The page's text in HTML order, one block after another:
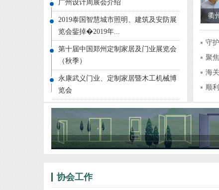
广州设计周展会介绍
2019泰国智慧城市照明、建筑及安防展
览会鈭掉�2019年...
第十届中国郑州定制家居及门业展览会
（秋季）
永康武义门业、定制家居暨木工机械博
览会
衢
品
门
年
“
顺
“
论
守
聚
贸...
海
顺
协会工作